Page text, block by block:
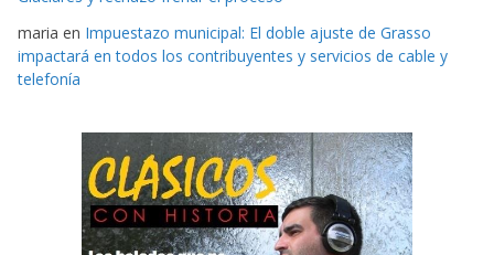
maria en Impuestazo municipal: El doble ajuste de Grasso
impactará en todos los contribuyentes y servicios de cable y
telefonía